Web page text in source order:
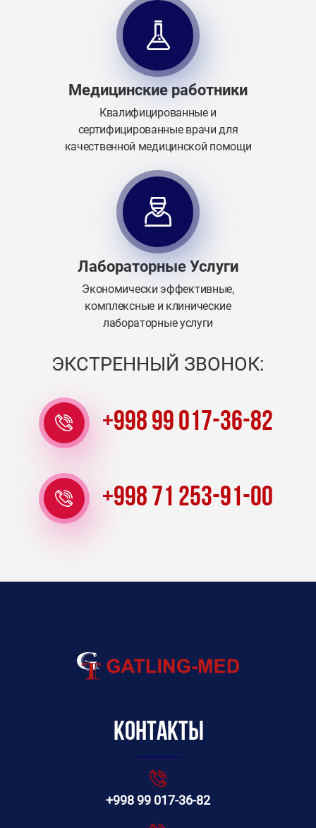
Медицинские работники
Квалифицированные и
сертифицированные врачи для
качественной медицинской помощи
Лабораторные Услуги
Экономически эффективные,
комплексные и клинические
лабораторные услуги
ЭКСТРЕННЫЙ ЗВОНОК:
+998 99 017-36-82
+998 71 253-91-00
Контакты
+998 99 017-36-82